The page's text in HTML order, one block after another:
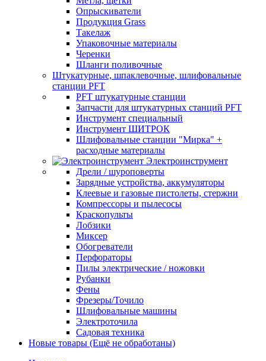
Опрыскиватели
Продукция Grass
Такелаж
Упаковочные материалы
Черенки
Шланги поливочные
Штукатурные, шпаклевочные, шлифовальные
станции PFT
PFT штукатурные станции
Запчасти для штукатурных станций PFT
Инструмент специальный
Инструмент ШИТРОК
Шлифовальные станции "Мирка" +
расходные материалы
Электроинструмент
Дрели / шуроповерты
Зарядные устройства, аккумуляторы
Клеевые и газовые пистолеты, стержни
Компрессоры и пылесосы
Краскопульты
Лобзики
Миксер
Обогреватели
Перфораторы
Пилы электрические / ножовки
Рубанки
Фены
Фрезеры/Точило
Шлифовальные машины
Электроточила
Садовая техника
Новые товары (Ещё не обработаны)